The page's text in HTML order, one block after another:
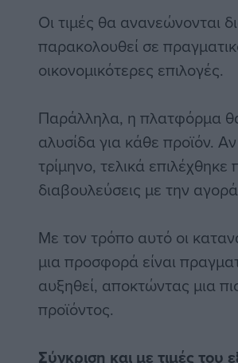
Οι τιμές θα ανανεώνονται
παρακολουθεί σε
οικονομικότερες επιλογές.
Παράλληλα, η πλατφόρμα
αλυσίδα για κάθε προϊόν.
τρίμηνο, τελικά
διαβουλεύσεις με την
Με τον τρόπο αυτό οι
μια προσφορά είναι
αυξηθεί, αποκτώντας μια
προϊόντος.
Σύγκριση και με τιμές του